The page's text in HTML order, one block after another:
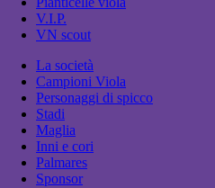
V.I.P.
VN scout
La società
Campioni Viola
Personaggi di spicco
Stadi
Maglia
Inni e cori
Palmares
Sponsor